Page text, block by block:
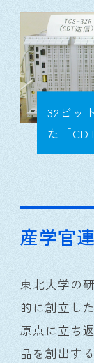
32ビッ
た「
産学官
東北大学の
的に創立し
原点に立ち
品を創出す